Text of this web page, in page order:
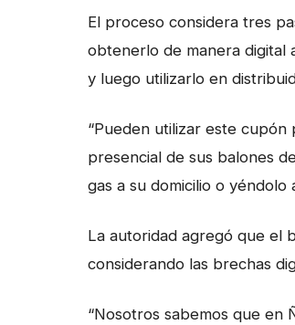
El proceso considera tres
obtenerlo de manera digital
y luego utilizarlo en
“Pueden utilizar este cupón
presencial de sus balones
gas a su domicilio o yéndolo
La autoridad agregó que el
considerando las brechas
“Nosotros sabemos que en